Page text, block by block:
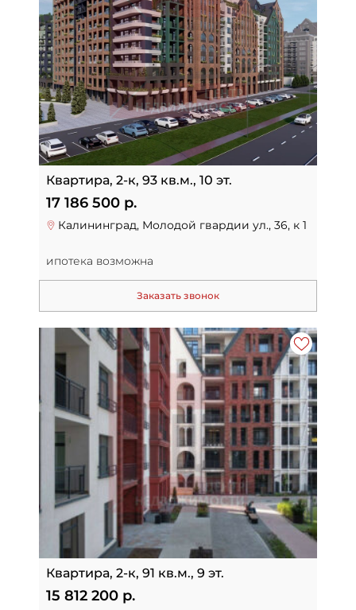
Квартира, 2-к, 93 кв.м., 10 эт.
17 186 500 р.
Калининград, Молодой гвардии ул., 36, к 1
ипотека возможна
Заказать звонок
Квартира, 2-к, 91 кв.м., 9 эт.
15 812 200 р.